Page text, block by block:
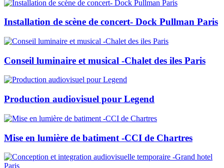
Installation de scène de concert- Dock Pullman Paris
Conseil luminaire et musical -Chalet des iles Paris
Production audiovisuel pour Legend
Mise en lumière de batiment -CCI de Chartres